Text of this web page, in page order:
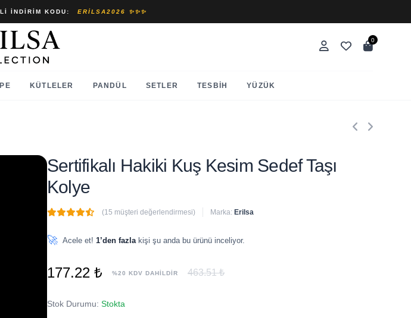
İNDIRIM KODU: ERILSA2026 ✨✨✨
0
KÜTLELER PANDÜL SETLER TESBIH YÜZÜK
Sertifikalı Hakiki Kuş Kesim Sedef Taşı
Kolye
(15 müşteri değerlendirmesi) Marka: Erilsa
🚀 Acele et! 1’den fazlakişi şu anda bu ürünü inceliyor.
177.22 ₺ %20 KDV DAHİLDİR 463.51 ₺
Stok Durumu: Stokta